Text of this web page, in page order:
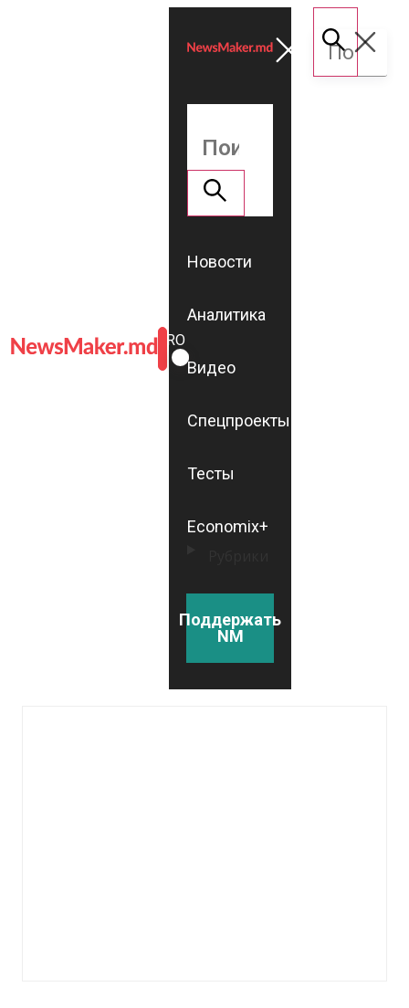
ROMÂNĂ
RU
Новости
Аналитика
Видео
Спецпроекты
Тесты
Economix+
Поддержать
NM